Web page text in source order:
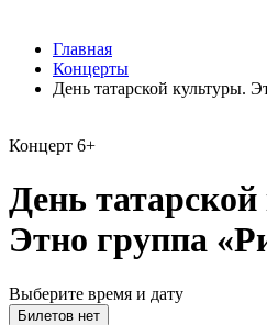
Главная
Концерты
День татарской культуры.
Концерт 6+
День
Этно группа
Выберите время и дату